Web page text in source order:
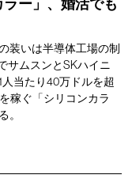
ー」、婚活でも
装いは半導体工場の制
サムスンとSKハイニ
当たり40万ドルを超
稼ぐ「シリコンカラ
。